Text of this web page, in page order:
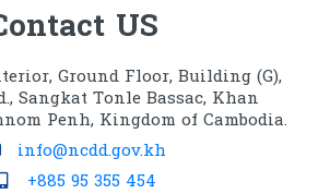
US
Ground Floor, Building (G),
Sangkat Tonle Bassac, Khan
Penh, Kingdom of Cambodia.
info@ncdd.gov.kh
+885 95 355 454